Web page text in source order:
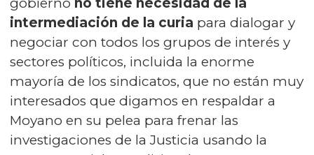
intermediación de la curia para dialogar y
negociar con todos los grupos de interés y
sectores políticos, incluida la enorme
mayoría de los sindicatos, que no están muy
interesados que digamos en respaldar a
Moyano en su pelea para frenar las
investigaciones de la Justicia usando la